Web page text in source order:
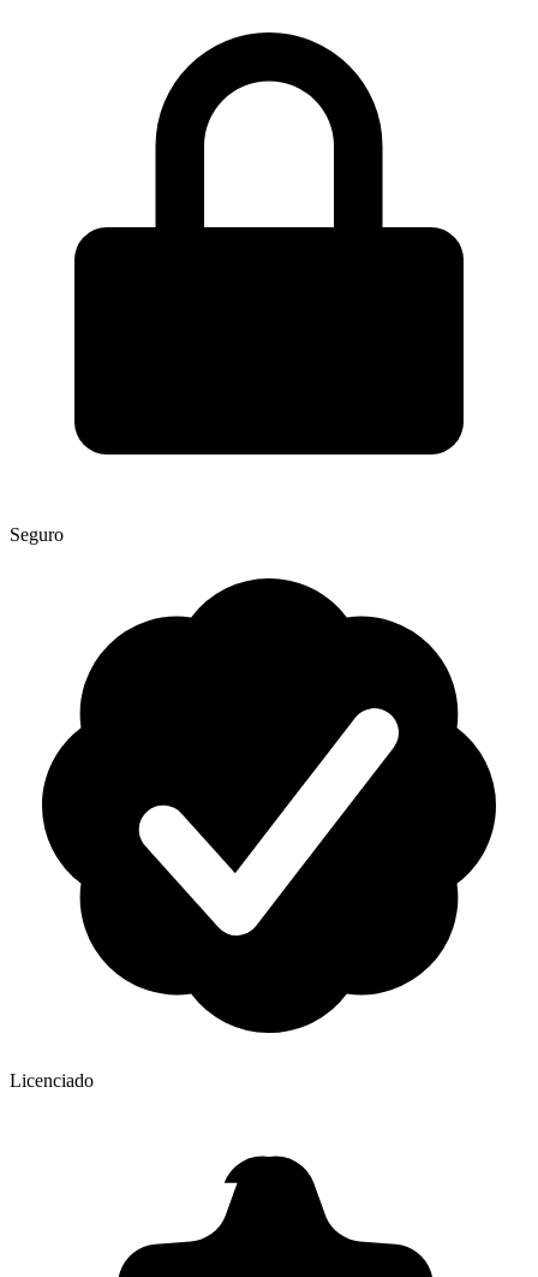
Seguro
Licenciado